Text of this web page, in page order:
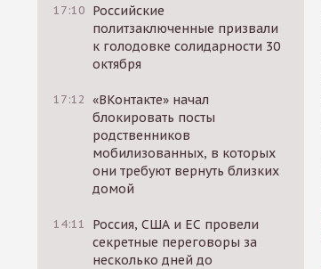
17:10 Российские
политзаключенные призвали
к голодовке солидарности 30
октября
17:12 «ВКонтакте» начал
блокировать посты
родственников
мобилизованных, в которых
они требуют вернуть близких
домой
14:11
Россия, США и ЕС провели
секретные переговоры за
несколько дней до